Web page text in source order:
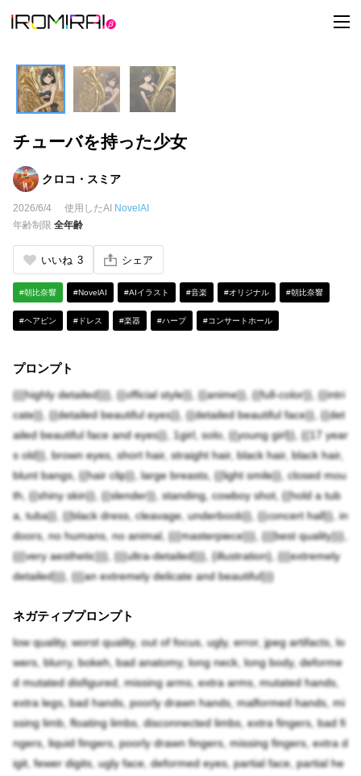
t
o
チューバを持った少女
クロコ・スミア
2026/6/4 使用したAI NovelAI
年齢制限 全年齢
いいね 3 シェア
#朝比奈響 #NovelAI #AIイラスト #音楽 #オリジナル #朝比奈響
#ヘアピン #ドレス #楽器 #ハープ #コンサートホール
プロンプト
{{{highly detailed}}}, {{official style}}, {{anime}}, {{full-color}}, {{intri
cate}}, {{detailed beautiful eyes}}, {{detailed beautiful face}}, {{det
ailed beautiful face and eyes}}, 1girl, solo, {{young girl}}, {{17 year
s old}}, brown eyes, short hair, straight hair, black hair, black hair,
blunt bangs, {{hair clip}}, large breasts, {{light smile}}, closed mou
th, {{shiny skin}}, {{slender}}, standing, cowboy shot, {{hold a tub
a, tuba}}, {{black dress, cleavage, underboob}}, {{concert hall}}, in
doors, no humans, no animal, {{{masterpiece}}}, {{{best quality}}},
{{{very aesthetic}}}, {{{ultra-detailed}}}, {illustration}, {{{extremely
detailed}}}, {{{an extremely delicate and beautiful}}}
ネガティブプロンプト
low quality, worst quality, out of focus, ugly, error, jpeg artifacts, lo
wers, blurry, bokeh, bad anatomy, long neck, long body, deforme
d mutated disfigured, missing arms, extra arms, mutated hands,
extra legs, bad hands, poorly drawn hands, malformed hands, mi
ssing limb, floating limbs, disconnected limbs, extra fingers, bad fi
ngers, liquid fingers, poorly drawn fingers, missing fingers, extra d
igit, fewer digits, ugly face, deformed eyes, partial face, partial he